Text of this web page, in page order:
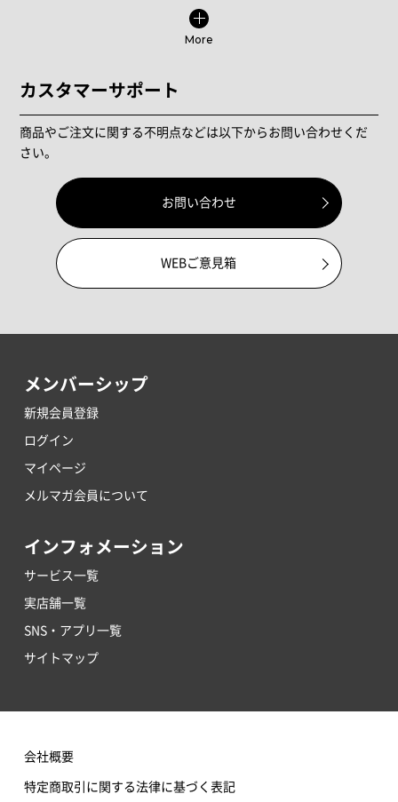
More
カスタマーサポート
商品やご注文に関する不明点などは以下からお問い合わせくだ
さい。
お問い合わせ
WEBご意見箱
メンバーシップ
新規会員登録
ログイン
マイページ
メルマガ会員について
インフォメーション
サービス一覧
実店舗一覧
SNS・アプリ一覧
サイトマップ
会社概要
特定商取引に関する法律に基づく表記